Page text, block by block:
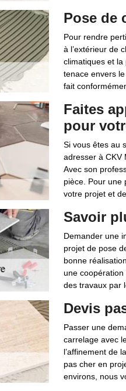
Pose de
Pour rendre
à l’extérieur de
climatiques et la
tenace envers
fait
Faites
pour
Si vous êtes au
adresser à CKV
Avec son
pièce. Pour une
votre projet et
Savoir
Demander une
projet de pose
bonne
une coopération
des travaux par
Devis
Passer une
carrelage avec
l’affinement de
pas cher en
environs, nous